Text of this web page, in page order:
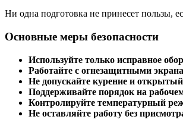
Ни одна подготовка не принесет пользы,
Основные меры безопасности
Используйте только исправное
Работайте с огнезащитными
Не допускайте курение и
Поддерживайте порядок на
Контролируйте температурный
Не оставляйте работу без